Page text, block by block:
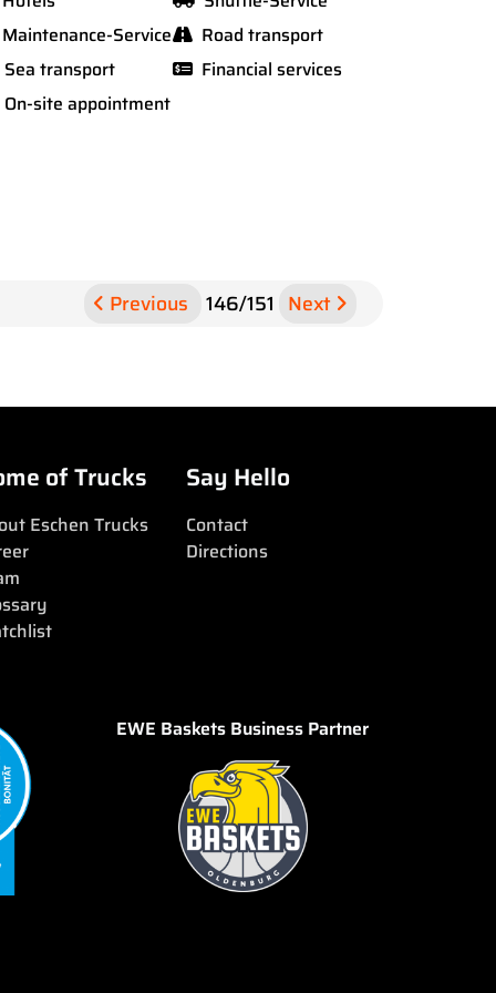
Maintenance-Service
Road transport
Sea transport
Financial services
On-site appointment
Previous 146/151 Next
of Trucks
Eschen Trucks
Say Hello
Contact
Directions
EWE Baskets Business Partner